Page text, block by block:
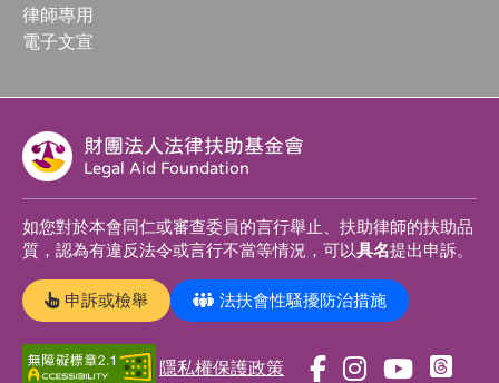
律師專用
電子文宣
財團法人法律扶助基金會
Legal Aid Foundation
如您對於本會同仁或審查委員的言行舉止、扶助律師的扶助品
質，認為有違反法令或言行不當等情況，可以具名提出申訴。
申訴或檢舉 法扶會性騷擾防治措施
隱私權保護政策